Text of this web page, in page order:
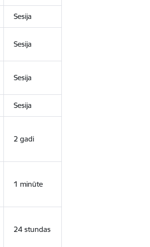
Sesija
Sesija
Sesija
Sesija
2 gadi
1 minūte
24 stundas